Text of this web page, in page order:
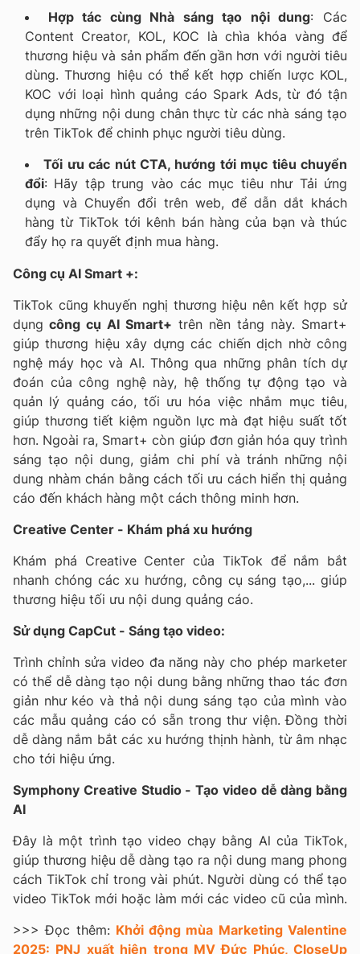
Hợp tác cùng Nhà sáng tạo nội dung: Các
Content Creator, KOL, KOC là chìa khóa vàng để
thương hiệu và sản phẩm đến gần hơn với người tiêu
dùng. Thương hiệu có thể kết hợp chiến lược KOL,
KOC với loại hình quảng cáo Spark Ads, từ đó tận
dụng những nội dung chân thực từ các nhà sáng tạo
trên TikTok để chinh phục người tiêu dùng.
Tối ưu các nút CTA, hướng tới mục tiêu chuyển
đổi: Hãy tập trung vào các mục tiêu như Tải ứng
dụng và Chuyển đổi trên web, để dẫn dắt khách
hàng từ TikTok tới kênh bán hàng của bạn và thúc
đẩy họ ra quyết định mua hàng.
Công cụ AI Smart +:
TikTok cũng khuyến nghị thương hiệu nên kết hợp sử
dụng công cụ AI Smart+ trên nền tảng này. Smart+
giúp thương hiệu xây dựng các chiến dịch nhờ công
nghệ máy học và AI. Thông qua những phân tích dự
đoán của công nghệ này, hệ thống tự động tạo và
quản lý quảng cáo, tối ưu hóa việc nhắm mục tiêu,
giúp thương tiết kiệm nguồn lực mà đạt hiệu suất tốt
hơn. Ngoài ra, Smart+ còn giúp đơn giản hóa quy trình
sáng tạo nội dung, giảm chi phí và tránh những nội
dung nhàm chán bằng cách tối ưu cách hiển thị quảng
cáo đến khách hàng một cách thông minh hơn.
Creative Center - Khám phá xu hướng
Khám phá Creative Center của TikTok để nắm bắt
nhanh chóng các xu hướng, công cụ sáng tạo,... giúp
thương hiệu tối ưu nội dung quảng cáo.
Sử dụng CapCut - Sáng tạo video:
Trình chỉnh sửa video đa năng này cho phép marketer
có thể dễ dàng tạo nội dung bằng những thao tác đơn
giản như kéo và thả nội dung sáng tạo của mình vào
các mẫu quảng cáo có sẵn trong thư viện. Đồng thời
dễ dàng nắm bắt các xu hướng thịnh hành, từ âm nhạc
cho tới hiệu ứng.
Symphony Creative Studio - Tạo video dễ dàng bằng
AI
Đây là một trình tạo video chạy bằng Al của TikTok,
giúp thương hiệu dễ dàng tạo ra nội dung mang phong
cách TikTokchỉ trong vài phút. Người dùng có thể tạo
video TikTok mới hoặc làm mới các video cũ của mình.
>>> Đọc thêm: Khởi động mùa Marketing Valentine
2025: PNJ xuất hiện trong MV Đức Phúc, CloseUp